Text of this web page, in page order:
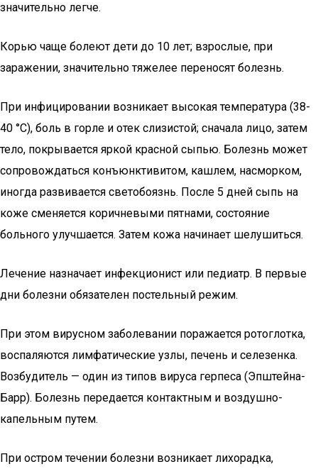
значительно легче.
Корью чаще болеют дети до 10 лет; взрослые, при
заражении, значительно тяжелее переносят болезнь.
При инфицировании возникает высокая температура (38-
40 °С), боль в горле и отек слизистой; сначала лицо, затем
тело, покрывается яркой красной сыпью. Болезнь может
сопровождаться конъюнктивитом, кашлем, насморком,
иногда развивается светобоязнь. После 5 дней сыпь на
коже сменяется коричневыми пятнами, состояние
больного улучшается. Затем кожа начинает шелушиться.
Лечение назначает инфекционист или педиатр. В первые
дни болезни обязателен постельный режим.
При этом вирусном заболевании поражается ротоглотка,
воспаляются лимфатические узлы, печень и селезенка.
Возбудитель — один из типов вируса герпеса (Эпштейна-
Барр). Болезнь передается контактным и воздушно-
капельным путем.
При остром течении болезни возникает лихорадка,